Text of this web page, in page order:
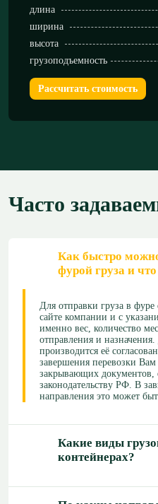
длина
ширина
высота
грузоподъемность
Рассчитать стоимость
Часто
Как быстро
фурой груза и
Для отправки груза в фуре
сайте компании и с
именно вес, количество
отправления и
производится её
завершения перевозки Вам
закрывающих документов,
законодательству РФ. В
направления это может
Какие виды
контейнерах?